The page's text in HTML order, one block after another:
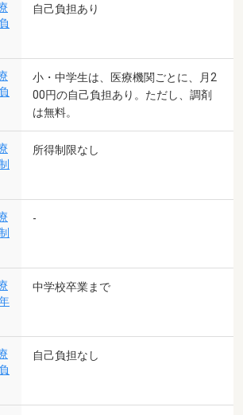
自己負担あり
小・中学生は、医療機関ごとに、月2
00円の自己負担あり。ただし、調剤
は無料。
所得制限なし
-
中学校卒業まで
自己負担なし